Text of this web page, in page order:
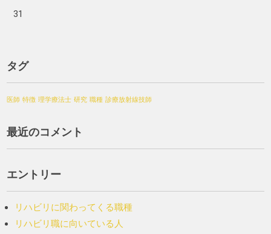
31
タグ
医師 特徴 理学療法士 研究 職種 診療放射線技師
最近のコメント
エントリー
リハビリに関わってくる職種
リハビリ職に向いている人